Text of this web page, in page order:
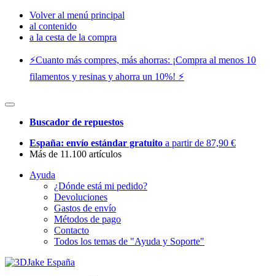
Volver al menú principal
al contenido
a la cesta de la compra
⚡️Cuanto más compres, más ahorras: ¡Compra al menos 10
filamentos y resinas y ahorra un 10%! ⚡️
Buscador de repuestos
España: envío estándar gratuito a partir de 87,90 €
Más de 11.100 artículos
Ayuda
¿Dónde está mi pedido?
Devoluciones
Gastos de envío
Métodos de pago
Contacto
Todos los temas de "Ayuda y Soporte"